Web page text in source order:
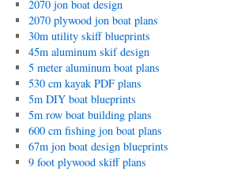
2070 jon boat design
2070 plywood jon boat plans
30m utility skiff blueprints
45m aluminum skif design
5 meter aluminum boat plans
530 cm kayak PDF plans
5m DIY boat blueprints
5m row boat building plans
600 cm fishing jon boat plans
67m jon boat design blueprints
9 foot plywood skiff plans